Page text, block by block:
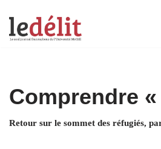
Aller
Comprendre «
Retour sur le sommet des réfugiés,